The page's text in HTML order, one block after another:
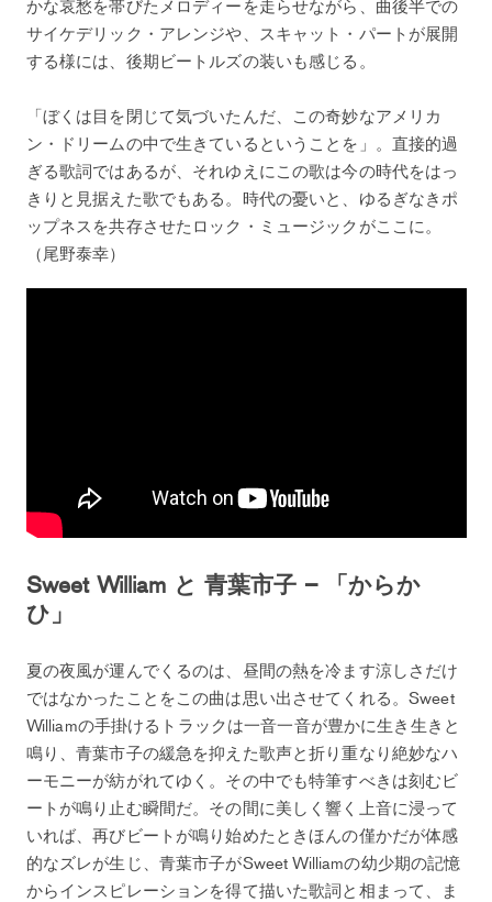
かな哀愁を帯びたメロディーを走らせながら、曲後半での
サイケデリック・アレンジや、スキャット・パートが展開
する様には、後期ビートルズの装いも感じる。
「ぼくは目を閉じて気づいたんだ、この奇妙なアメリカ
ン・ドリームの中で生きているということを」。直接的過
ぎる歌詞ではあるが、それゆえにこの歌は今の時代をはっ
きりと見据えた歌でもある。時代の憂いと、ゆるぎなきポ
ップネスを共存させたロック・ミュージックがここに。
（尾野泰幸）
Sweet William と 青葉市子 – 「からか
ひ」
夏の夜風が運んでくるのは、昼間の熱を冷ます涼しさだけ
ではなかったことをこの曲は思い出させてくれる。Sweet
Williamの手掛けるトラックは一音一音が豊かに生き生きと
鳴り、青葉市子の緩急を抑えた歌声と折り重なり絶妙なハ
ーモニーが紡がれてゆく。その中でも特筆すべきは刻むビ
ートが鳴り止む瞬間だ。その間に美しく響く上音に浸って
いれば、再びビートが鳴り始めたときほんの僅かだが体感
的なズレが生じ、青葉市子がSweet Williamの幼少期の記憶
からインスピレーションを得て描いた歌詞と相まって、ま